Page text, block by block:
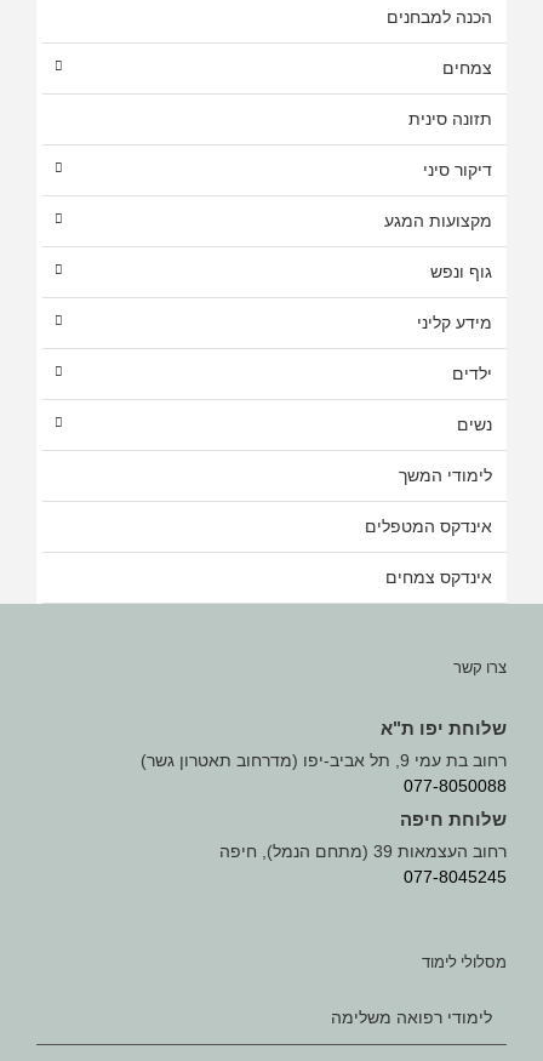
הכנה למבחנים
צמחים
תזונה סינית
דיקור סיני
מקצועות המגע
גוף ונפש
מידע קליני
ילדים
נשים
לימודי המשך
אינדקס המטפלים
אינדקס צמחים
צרו קשר
שלוחת יפו ת"א
רחוב בת עמי 9, תל אביב-יפו (מדרחוב תאטרון גשר)
077-8050088
שלוחת חיפה
רחוב העצמאות 39 (מתחם הנמל), חיפה
077-8045245
מסלולי לימוד
לימודי רפואה משלימה